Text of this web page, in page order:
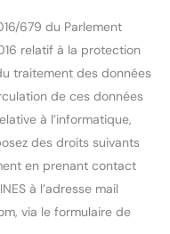
679 du Parlement
relatif à la protection
traitement des données
de ces données
à l’informatique,
des droits suivants
en prenant contact
à l’adresse mail
via le formulaire de